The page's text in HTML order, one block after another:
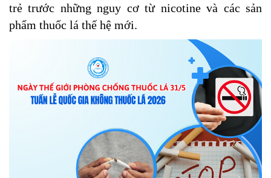
trẻ trước những nguy cơ từ nicotine và các sản
phẩm thuốc lá thế hệ mới.